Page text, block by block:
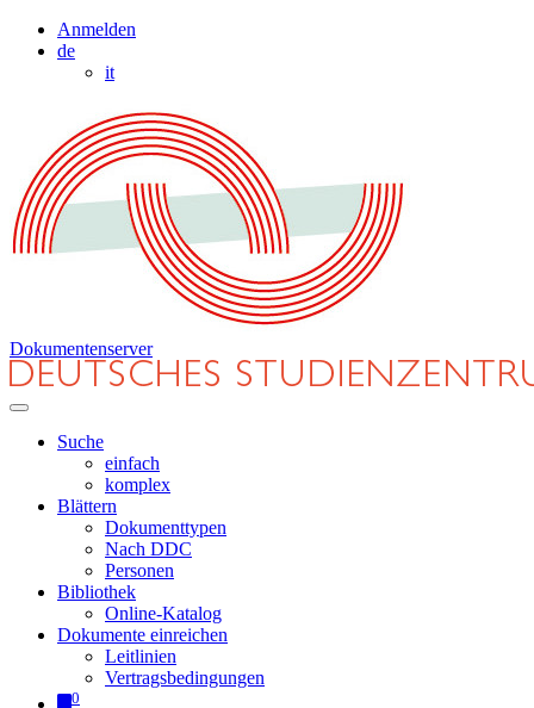
Anmelden
de
it
Dokumentenserver
Suche
einfach
komplex
Blättern
Dokumenttypen
Nach DDC
Personen
Bibliothek
Online-Katalog
Dokumente einreichen
Leitlinien
Vertragsbedingungen
0